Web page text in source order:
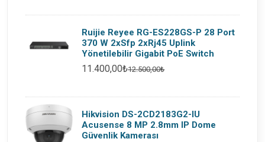
Ruijie Reyee RG-ES228GS-P 28 Port
370 W 2xSfp 2xRj45 Uplink
Yönetilebilir Gigabit PoE Switch
11.400,00₺12.500,00₺
Hikvision DS-2CD2183G2-IU
Acusense 8 MP 2.8mm IP Dome
Güvenlik Kamerası